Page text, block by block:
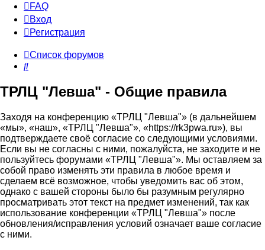
FAQ
Вход
Регистрация
Список форумов
Поиск
ТРЛЦ "Левша" - Общие правила
Заходя на конференцию «ТРЛЦ "Левша"» (в дальнейшем
«мы», «наш», «ТРЛЦ "Левша"», «https://rk3pwa.ru»), вы
подтверждаете своё согласие со следующими условиями.
Если вы не согласны с ними, пожалуйста, не заходите и не
пользуйтесь форумами «ТРЛЦ "Левша"». Мы оставляем за
собой право изменять эти правила в любое время и
сделаем всё возможное, чтобы уведомить вас об этом,
однако с вашей стороны было бы разумным регулярно
просматривать этот текст на предмет изменений, так как
использование конференции «ТРЛЦ "Левша"» после
обновления/исправления условий означает ваше согласие
с ними.